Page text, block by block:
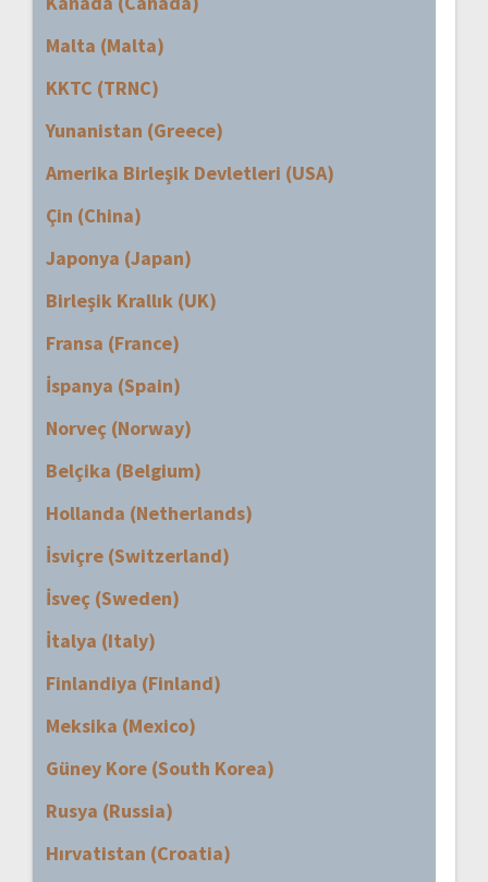
Malta (Malta)
KKTC (TRNC)
Yunanistan (Greece)
Amerika Birleşik Devletleri (USA)
Çin (China)
Japonya (Japan)
Birleşik Krallık (UK)
Fransa (France)
İspanya (Spain)
Norveç (Norway)
Belçika (Belgium)
Hollanda (Netherlands)
İsviçre (Switzerland)
İsveç (Sweden)
İtalya (Italy)
Finlandiya (Finland)
Meksika (Mexico)
Güney Kore (South Korea)
Rusya (Russia)
Hırvatistan (Croatia)